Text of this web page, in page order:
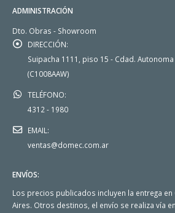
ADMINISTRACIÓN
Dto. Obras - Showroom
DIRECCIÓN:
Suipacha 1111, piso 15 - Cdad.
(C1008AAW)
TELÉFONO:
4312 - 1980
EMAIL:
ventas@domec.com.ar
ENVÍOS:
Los precios publicados incluyen la entrega en
Aires. Otros destinos, el envío se realiza vía